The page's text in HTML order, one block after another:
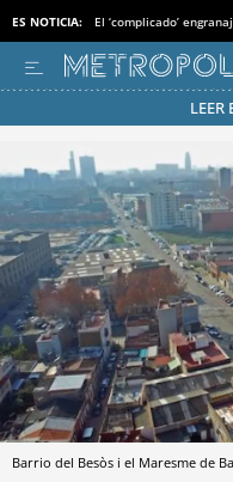
ES NOTICIA: El ‘complicado’
LEER
Pásate al
Barrio del Besòs i el Maresme de